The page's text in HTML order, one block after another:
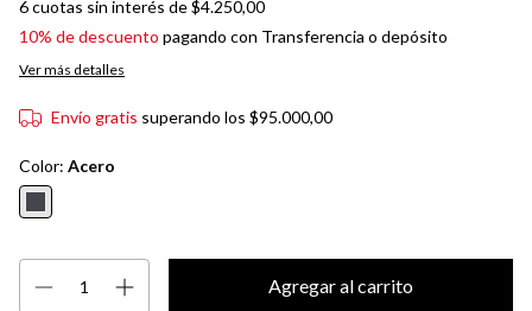
6cuotas sin interés de$4.250,00
10% de descuento pagando con Transferencia o depósito
Ver más detalles
Envío gratis superando los $95.000,00
Color: Acero